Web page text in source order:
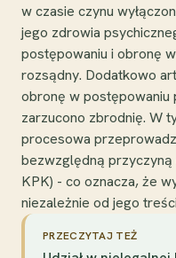
w czasie czynu
jego zdrowia
postępowaniu i obronę
rozsądny. Dodatkowo
obronę w
zarzucono zbrodnię. W
procesowa
bezwzględną przyczyną
KPK) - co oznacza, że
niezależnie od jego
PRZECZYTAJ TEŻ